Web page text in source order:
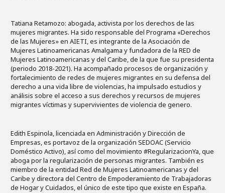
Tatiana Retamozo: abogada, activista por los derechos de las
mujeres migrantes. Ha sido responsable del Programa «Derechos
de las Mujeres» en AIETI, es integrante de la Asociación de
Mujeres Latinoamericanas Amalgama y fundadora de la RED de
Mujeres Latinoamericanas y del Caribe, de la que fue su presidenta
(periodo 2018-2021). Ha acompañado procesos de organización y
fortalecimiento de redes de mujeres migrantes en su defensa del
derecho a una vida libre de violencias, ha impulsado estudios y
análisis sobre el acceso a sus derechos y recursos de mujeres
migrantes víctimas y supervivientes de violencia de genero.
Edith Espinola, licenciada en Administración y Dirección de
Empresas, es portavoz de la organización SEDOAC (Servicio
Doméstico Activo), así como del movimiento #RegularizacionYa, que
aboga por la regularización de personas migrantes. También es
miembro de la entidad Red de Mujeres Latinoamericanas y del
Caribe y directora del Centro de Empoderamiento de Trabajadoras
de Hogar y Cuidados, el único de este tipo que existe en España.